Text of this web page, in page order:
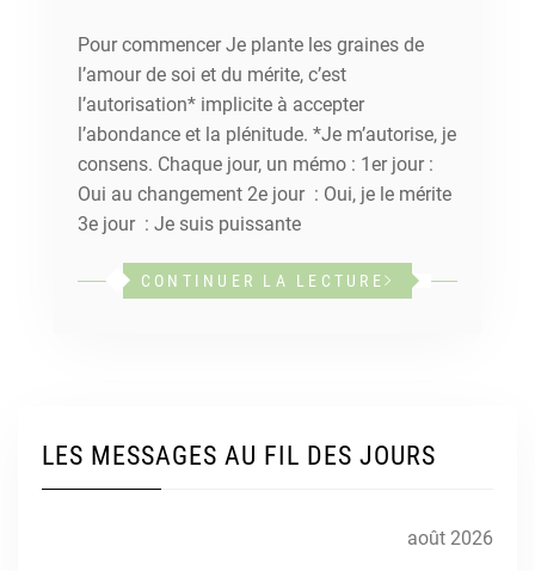
Pour commencer Je plante les graines de
l’amour de soi et du mérite, c’est
l’autorisation* implicite à accepter
l’abondance et la plénitude. *Je m’autorise, je
consens. Chaque jour, un mémo : 1er jour :
Oui au changement 2e jour : Oui, je le mérite
3e jour : Je suis puissante
CONTINUER LA LECTURE
LES MESSAGES AU FIL DES JOURS
août 2026